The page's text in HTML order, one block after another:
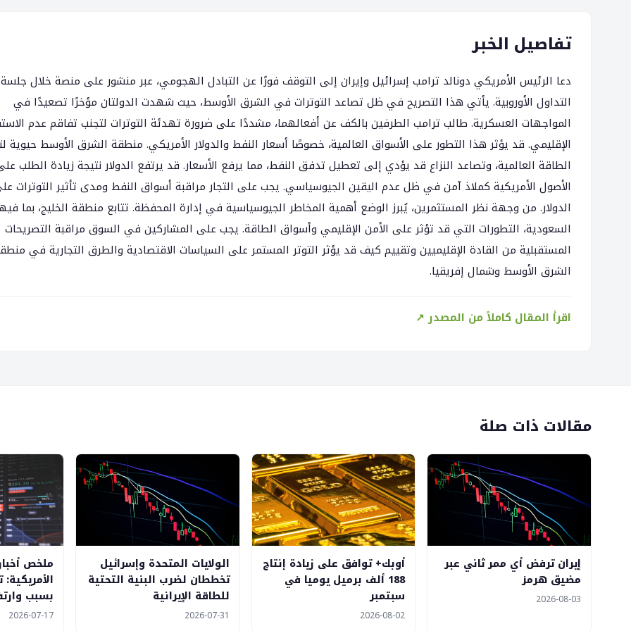
تفاصيل الخبر
دعا الرئيس الأمريكي دونالد ترامب إسرائيل وإيران إلى التوقف فورًا عن التبادل الهجومي، عبر منشور على منصة خلال جلسة
التداول الأوروبية. يأتي هذا التصريح في ظل تصاعد التوترات في الشرق الأوسط، حيث شهدت الدولتان مؤخرًا تصعيدًا في
المواجهات العسكرية. طالب ترامب الطرفين بالكف عن أفعالهما، مشددًا على ضرورة تهدئة التوترات لتجنب تفاقم عدم
الإقليمي. قد يؤثر هذا التطور على الأسواق العالمية، خصوصًا أسعار النفط والدولار الأمريكي. منطقة الشرق الأوسط حيوية
الطاقة العالمية، وتصاعد النزاع قد يؤدي إلى تعطيل تدفق النفط، مما يرفع الأسعار. قد يرتفع الدولار نتيجة زيادة الطلب
الأصول الأمريكية كملاذ آمن في ظل عدم اليقين الجيوسياسي. يجب على التجار مراقبة أسواق النفط ومدى تأثير التوترات
الدولار. من وجهة نظر المستثمرين، يُبرز الوضع أهمية المخاطر الجيوسياسية في إدارة المحفظة. تتابع منطقة الخليج، بما
السعودية، التطورات التي قد تؤثر على الأمن الإقليمي وأسواق الطاقة. يجب على المشاركين في السوق مراقبة التصريحات
المستقبلية من القادة الإقليميين وتقييم كيف قد يؤثر التوتر المستمر على السياسات الاقتصادية والطرق التجارية في
الشرق الأوسط وشمال إفريقيا.
اقرأ المقال كاملاً من المصدر ↗
مقالات ذات صلة
إيران ترفض أي ممر ثاني عبر
مضيق هرمز
2026-08-03
أوبك+ توافق على زيادة إنتاج
188 ألف برميل يوميا في
سبتمبر
2026-08-02
الولايات المتحدة وإسرائيل
تخططان لضرب البنية التحتية
للطاقة الإيرانية
2026-07-31
ملخص
بسبب
2026-07-17